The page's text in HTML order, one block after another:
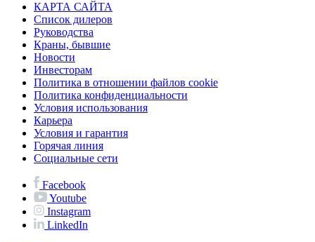
КАРТА САЙТА
Список дилеров
Руководства
Краны, бывшие
Новости
Инвесторам
Политика в отношении файлов cookie
Политика конфиденциальности
Условия использования
Карьера
Условия и гарантия
Горячая линия
Социальные сети
Facebook
Youtube
Instagram
LinkedIn